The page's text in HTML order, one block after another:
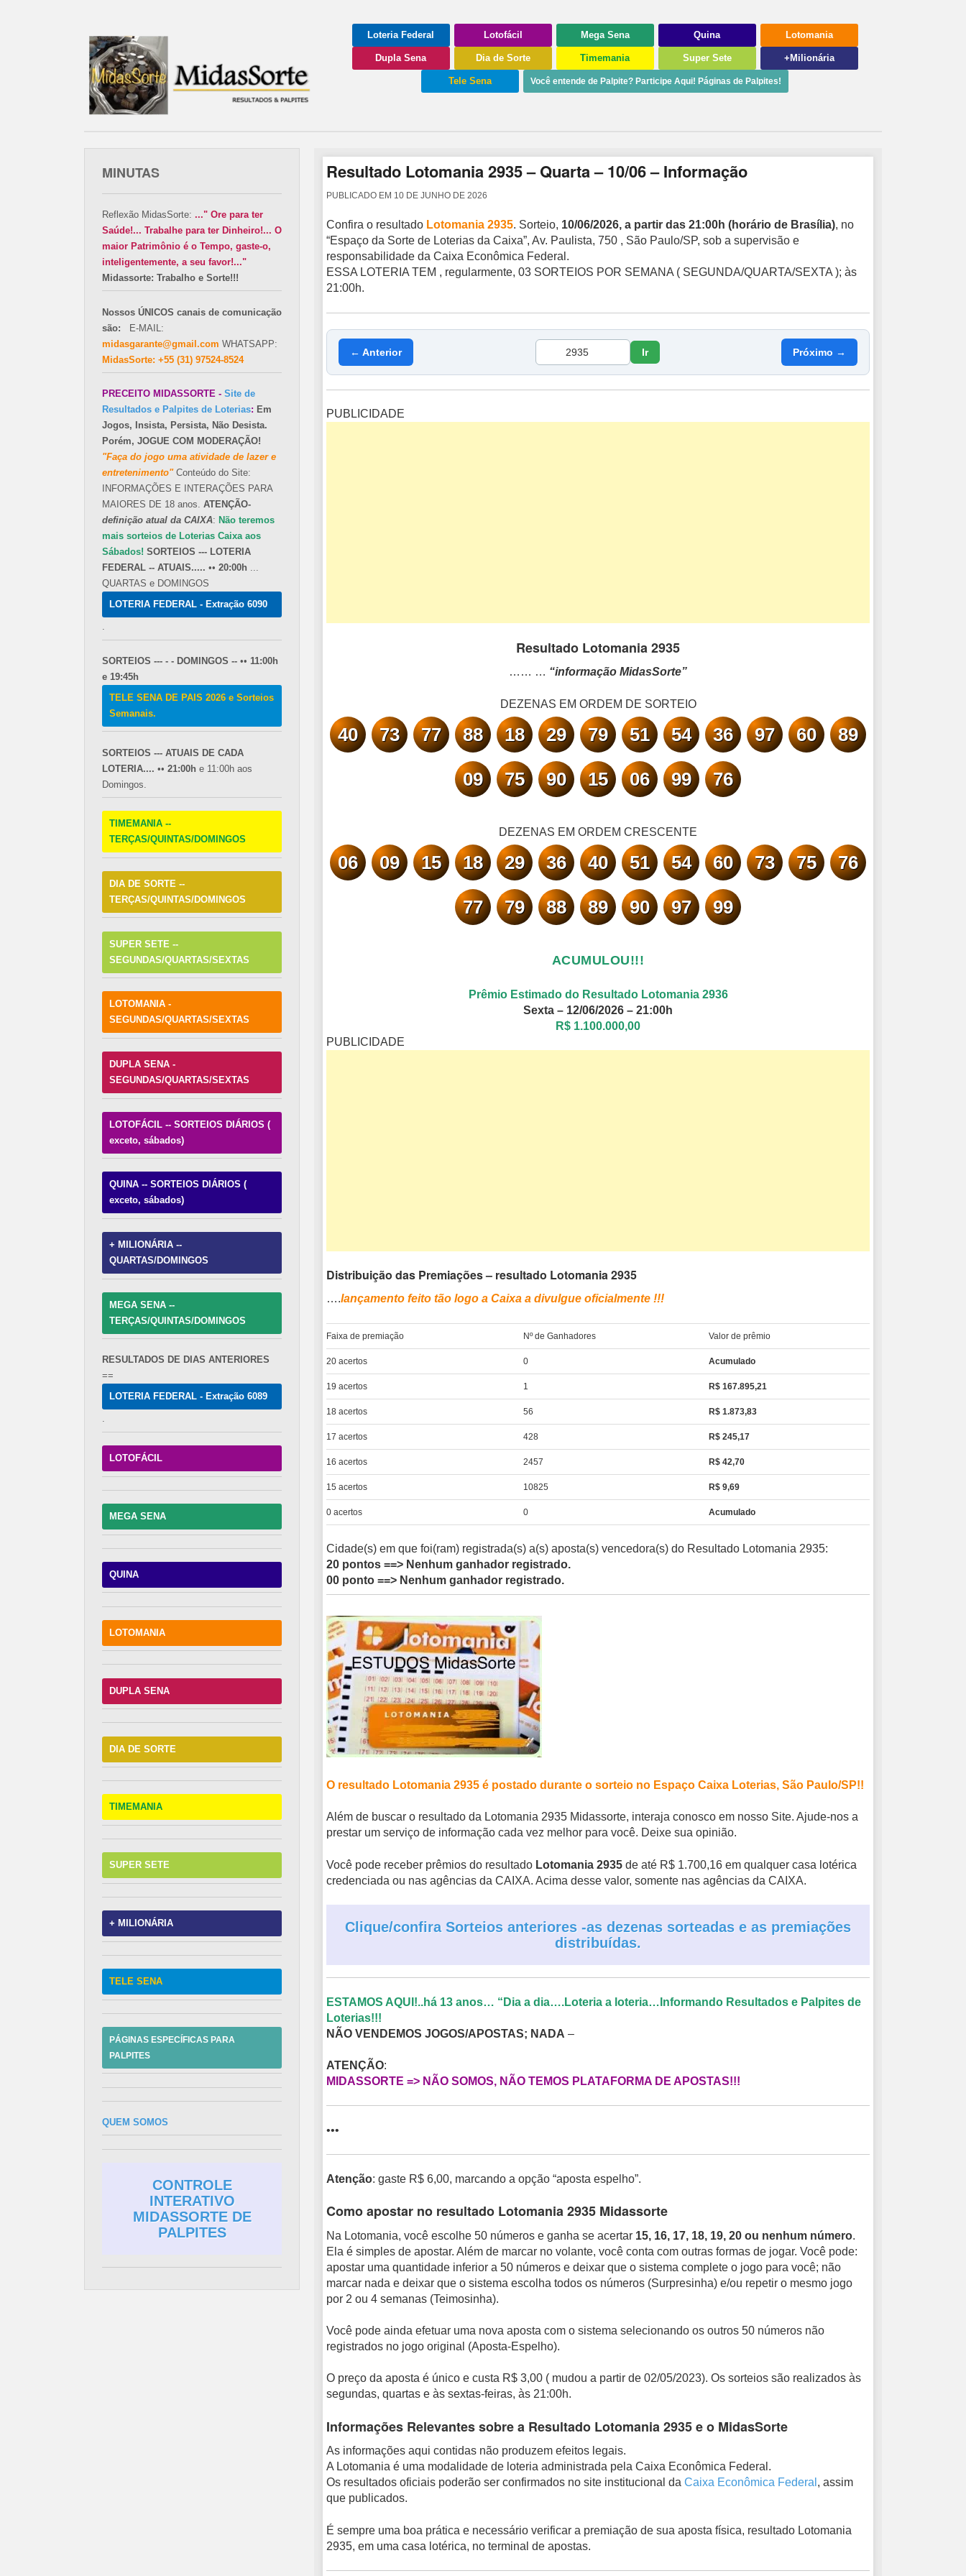
Loteria Federal Lotofácil Mega Sena Quina Lotomania
Dupla Sena Dia de Sorte Timemania Super Sete +Milionária
Tele Sena Você entende de Palpite? Participe Aqui! Páginas de Palpites!
Resultado Lotomania 2935 – Quarta – 10/06 – Informação
PUBLICADO EM 10 DE JUNHO DE 2026
Confira o resultado Lotomania 2935. Sorteio, 10/06/2026, a partir das 21:00h (horário de Brasília), no
“Espaço da Sorte de Loterias da Caixa”, Av. Paulista, 750 , São Paulo/SP, sob a supervisão e
responsabilidade da Caixa Econômica Federal.
ESSA LOTERIA TEM , regularmente, 03 SORTEIOS POR SEMANA ( SEGUNDA/QUARTA/SEXTA ); às
21:00h.
← Anterior Ir Próximo →
PUBLICIDADE
Resultado Lotomania 2935
…… … “informação MidasSorte”
DEZENAS EM ORDEM DE SORTEIO
40 73 77 88 18 29 79 51 54 36 97 60 89
09 75 90 15 06 99 76
DEZENAS EM ORDEM CRESCENTE
06 09 15 18 29 36 40 51 54 60 73 75 76
77 79 88 89 90 97 99
ACUMULOU!!!
Prêmio Estimado do Resultado Lotomania 2936
Sexta – 12/06/2026 – 21:00h
R$ 1.100.000,00
PUBLICIDADE
Distribuição das Premiações – resultado Lotomania 2935
….lançamento feito tão logo a Caixa a divulgue oficialmente !!!
Faixa de premiação Nº de Ganhadores Valor de prêmio
20 acertos 0 Acumulado
19 acertos 1 R$ 167.895,21
18 acertos 56 R$ 1.873,83
17 acertos 428 R$ 245,17
16 acertos 2457 R$ 42,70
15 acertos 10825 R$ 9,69
0 acertos 0 Acumulado
Cidade(s) em que foi(ram) registrada(s) a(s) aposta(s) vencedora(s) do Resultado Lotomania 2935:
20 pontos ==> Nenhum ganhador registrado.
00 ponto ==> Nenhum ganhador registrado.
O resultado Lotomania 2935 é postado durante o sorteio no Espaço Caixa Loterias, São Paulo/SP!!
Além de buscar o resultado da Lotomania 2935 Midassorte, interaja conosco em nosso Site. Ajude-nos a
prestar um serviço de informação cada vez melhor para você. Deixe sua opinião.
Você pode receber prêmios do resultado Lotomania 2935de até R$ 1.700,16 em qualquer casa lotérica
credenciada ou nas agências da CAIXA. Acima desse valor, somente nas agências da CAIXA.
Clique/confira Sorteios anteriores -as dezenas sorteadas e as premiações
distribuídas.
ESTAMOS AQUI!..há 13 anos… “Dia a dia….Loteria a loteria…Informando Resultados e Palpites de
Loterias!!!
NÃO VENDEMOS JOGOS/APOSTAS; NADA –
ATENÇÃO:
MIDASSORTE => NÃO SOMOS, NÃO TEMOS PLATAFORMA DE APOSTAS!!!
•••
Atenção: gaste R$ 6,00, marcando a opção “aposta espelho”.
Como apostar no resultado Lotomania 2935 Midassorte
Na Lotomania, você escolhe 50 números e ganha se acertar 15, 16, 17, 18, 19, 20 ou nenhum número.
Ela é simples de apostar. Além de marcar no volante, você conta com outras formas de jogar. Você pode:
apostar uma quantidade inferior a 50 números e deixar que o sistema complete o jogo para você; não
marcar nada e deixar que o sistema escolha todos os números (Surpresinha) e/ou repetir o mesmo jogo
por 2 ou 4 semanas (Teimosinha).
Você pode ainda efetuar uma nova aposta com o sistema selecionando os outros 50 números não
registrados no jogo original (Aposta-Espelho).
O preço da aposta é único e custa R$ 3,00 ( mudou a partir de 02/05/2023). Os sorteios são realizados às
segundas, quartas e às sextas-feiras, às 21:00h.
Informações Relevantes sobre a Resultado Lotomania 2935 e o MidasSorte
As informações aqui contidas não produzem efeitos legais.
A Lotomania é uma modalidade de loteria administrada pela Caixa Econômica Federal.
Os resultados oficiais poderão ser confirmados no site institucional da Caixa Econômica Federal , assim
que publicados.
É sempre uma boa prática e necessário verificar a premiação de sua aposta física, resultado Lotomania
2935, em uma casa lotérica, no terminal de apostas.
MINUTAS
Reflexão MidasSorte: ..." Ore para ter
Saúde!... Trabalhe para ter Dinheiro!... O
maior Patrimônio é o Tempo, gaste-o,
inteligentemente, a seu favor!..."
Midassorte: Trabalho e Sorte!!!
Nossos ÚNICOS canais de comunicação
são: E-MAIL:
midasgarante@gmail.com WHATSAPP:
MidasSorte: +55 (31) 97524-8524
PRECEITO MIDASSORTE - Site de
Resultados e Palpites de Loterias: Em
Jogos, Insista, Persista, Não Desista.
Porém, JOGUE COM MODERAÇÃO!
"Faça do jogo uma atividade de lazer e
entretenimento"Conteúdo do Site:
INFORMAÇÕES E INTERAÇÕES PARA
MAIORES DE 18 anos. ATENÇÃO-
definição atual da CAIXA: Não teremos
mais sorteios de Loterias Caixa aos
Sábados! SORTEIOS --- LOTERIA
FEDERAL -- ATUAIS..... •• 20:00h ...
QUARTAS e DOMINGOS
LOTERIA FEDERAL - Extração 6090
.
SORTEIOS --- - - DOMINGOS -- •• 11:00h
e 19:45h
TELE SENA DE PAIS 2026 e Sorteios
Semanais.
SORTEIOS --- ATUAIS DE CADA
LOTERIA.... •• 21:00h e 11:00h aos
Domingos.
TIMEMANIA --
TERÇAS/QUINTAS/DOMINGOS
DIA DE SORTE --
TERÇAS/QUINTAS/DOMINGOS
SUPER SETE --
SEGUNDAS/QUARTAS/SEXTAS
LOTOMANIA -
SEGUNDAS/QUARTAS/SEXTAS
DUPLA SENA -
SEGUNDAS/QUARTAS/SEXTAS
LOTOFÁCIL -- SORTEIOS DIÁRIOS (
exceto, sábados)
QUINA -- SORTEIOS DIÁRIOS (
exceto, sábados)
+ MILIONÁRIA --
QUARTAS/DOMINGOS
MEGA SENA --
TERÇAS/QUINTAS/DOMINGOS
RESULTADOS DE DIAS ANTERIORES
==
LOTERIA FEDERAL - Extração 6089
.
LOTOFÁCIL
MEGA SENA
QUINA
LOTOMANIA
DUPLA SENA
DIA DE SORTE
TIMEMANIA
SUPER SETE
+ MILIONÁRIA
TELE SENA
PÁGINAS ESPECÍFICAS PARA
PALPITES
QUEM SOMOS
CONTROLE
INTERATIVO
MIDASSORTE DE
PALPITES